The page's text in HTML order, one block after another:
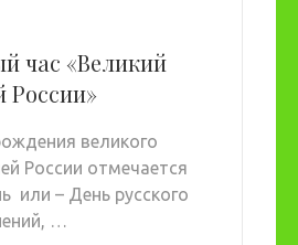
час «Великий
России»
великого
России отмечается
или – День русского
…